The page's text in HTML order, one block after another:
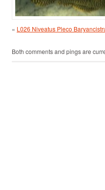
« L026 Niveatus Pleco
Both comments and pings are